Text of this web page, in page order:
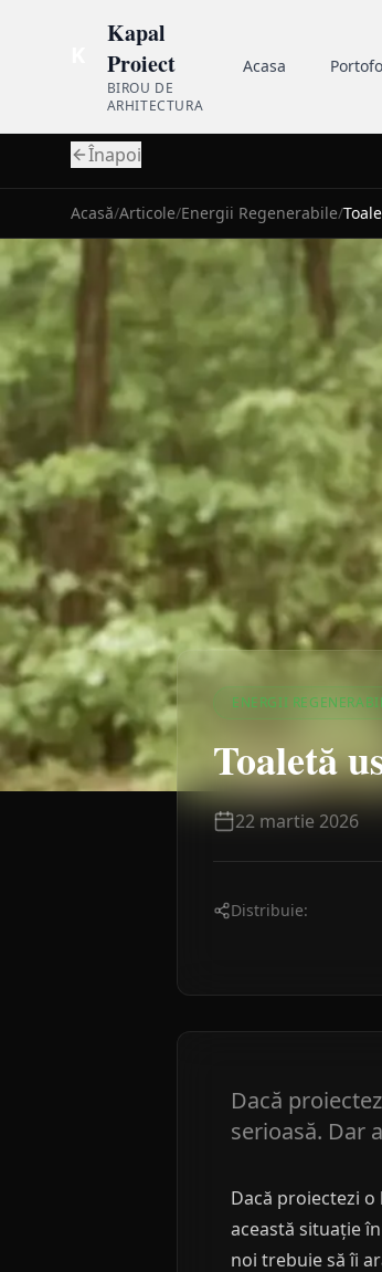
Kapal
Proiect
BIROU DE
ARHITECTURA
Acasa
Înapoi
Acasă/Articole/Energii Regenerabile/
ENERGII
Toaletă
22 martie 2026
Distribuie:
Dacă
serioasă. Dar
Dacă proiectezi
această situație
noi trebuie să îi